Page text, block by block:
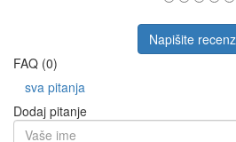
Napišite
FAQ (0)
sva pitanja
Dodaj pitanje